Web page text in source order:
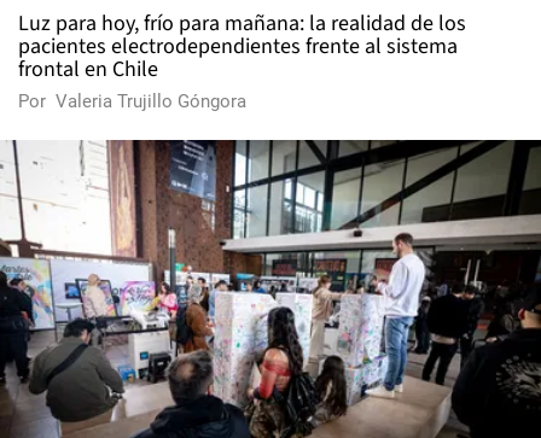
Luz para hoy, frío para mañana: la realidad de los
pacientes electrodependientes frente al sistema
frontal en Chile
Por Valeria Trujillo Góngora